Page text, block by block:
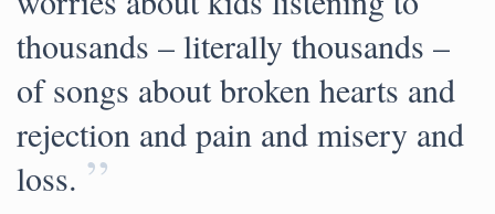
thousands – literally thousands –
of songs about broken hearts and
rejection and pain and misery and
loss. ”